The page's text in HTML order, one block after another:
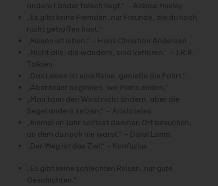
andere Länder falsch liegt.“ – Aldous Huxley
„Es gibt keine Fremden, nur Freunde, die du noch
nicht getroffen hast.“
„Reisen ist leben.“ – Hans Christian Andersen
„Nicht alle, die wandern, sind verloren.“ – J.R.R.
Tolkien
„Das Leben ist eine Reise, genieße die Fahrt.“
„Abenteuer beginnen, wo Pläne enden.“
„Man kann den Wind nicht ändern, aber die
Segel anders setzen.“ – Aristoteles
„Einmal im Jahr solltest du einen Ort besuchen,
an dem du noch nie warst.“ – Dalai Lama
„Der Weg ist das Ziel.“ – Konfuzius
„Es gibt keine schlechten Reisen, nur gute
Geschichten.“